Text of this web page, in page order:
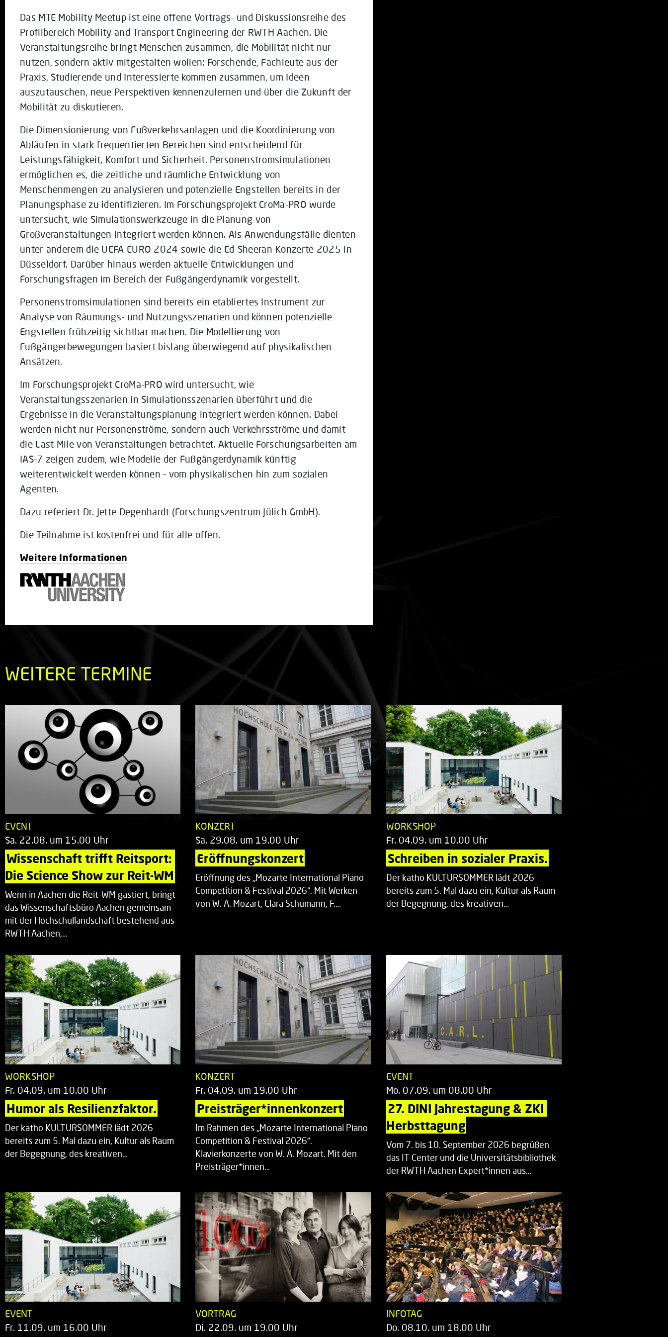
Das MTE Mobility Meetup ist eine offene Vortrags- und Diskussionsreihe des
Profilbereich Mobility and Transport Engineering der RWTH Aachen. Die
Veranstaltungsreihe bringt Menschen zusammen, die Mobilität nicht nur
nutzen, sondern aktiv mitgestalten wollen: Forschende, Fachleute aus der
Praxis, Studierende und Interessierte kommen zusammen, um Ideen
auszutauschen, neue Perspektiven kennenzulernen und über die Zukunft der
Mobilität zu diskutieren.
Die Dimensionierung von Fußverkehrsanlagen und die Koordinierung von
Abläufen in stark frequentierten Bereichen sind entscheidend für
Leistungsfähigkeit, Komfort und Sicherheit. Personenstromsimulationen
ermöglichen es, die zeitliche und räumliche Entwicklung von
Menschenmengen zu analysieren und potenzielle Engstellen bereits in der
Planungsphase zu identifizieren. Im Forschungsprojekt CroMa-PRO wurde
untersucht, wie Simulationswerkzeuge in die Planung von
Großveranstaltungen integriert werden können. Als Anwendungsfälle dienten
unter anderem die UEFA EURO 2024 sowie die Ed-Sheeran-Konzerte 2025 in
Düsseldorf. Darüber hinaus werden aktuelle Entwicklungen und
Forschungsfragen im Bereich der Fußgängerdynamik vorgestellt.
Personenstromsimulationen sind bereits ein etabliertes Instrument zur
Analyse von Räumungs- und Nutzungsszenarien und können potenzielle
Engstellen frühzeitig sichtbar machen. Die Modellierung von
Fußgängerbewegungen basiert bislang überwiegend auf physikalischen
Ansätzen.
Im Forschungsprojekt CroMa-PRO wird untersucht, wie
Veranstaltungsszenarien in Simulationsszenarien überführt und die
Ergebnisse in die Veranstaltungsplanung integriert werden können. Dabei
werden nicht nur Personenströme, sondern auch Verkehrsströme und damit
die Last Mile von Veranstaltungen betrachtet. Aktuelle Forschungsarbeiten am
IAS-7 zeigen zudem, wie Modelle der Fußgängerdynamik künftig
weiterentwickelt werden können – vom physikalischen hin zum sozialen
Agenten.
Dazu referiert Dr. Jette Degenhardt (Forschungszentrum Jülich GmbH).
Die Teilnahme ist kostenfrei und für alle offen.
Weitere Informationen
WEITERE TERMINE
EVENT
Sa. 22.08. um 15.00 Uhr
Wissenschaft trifft Reitsport:
Die Science Show zur Reit-WM
Wenn in Aachen die Reit-WM gastiert, bringt
das Wissenschaftsbüro Aachen gemeinsam
mit der Hochschullandschaft bestehend aus
RWTH Aachen,…
KONZERT
Sa. 29.08. um 19.00 Uhr
Eröffnungskonzert
Eröffnung des „Mozarte International Piano
Competition & Festival 2026“. Mit Werken
von W. A. Mozart, Clara Schumann, F.…
WORKSHOP
Fr. 04.09. um 10.00 Uhr
Schreiben in sozialer Praxis.
Der katho KULTURSOMMER lädt 2026
bereits zum 5. Mal dazu ein, Kultur als Raum
der Begegnung, des kreativen…
WORKSHOP
Fr. 04.09. um 10.00 Uhr
Humor als Resilienzfaktor.
Der katho KULTURSOMMER lädt 2026
bereits zum 5. Mal dazu ein, Kultur als Raum
der Begegnung, des kreativen…
KONZERT
Fr. 04.09. um 19.00 Uhr
Preisträger*innenkonzert
Im Rahmen des „Mozarte International Piano
Competition & Festival 2026“.
Klavierkonzerte von W. A. Mozart. Mit den
Preisträger*innen…
EVENT
Mo. 07.09. um 08.00 Uhr
27. DINI Jahrestagung & ZKI
Herbsttagung
Vom 7. bis 10. September 2026 begrüßen
das IT Center und die Universitätsbibliothek
der RWTH Aachen Expert*innen aus…
EVENT
Fr. 11.09. um 16.00 Uhr
VORTRAG
Di. 22.09. um 19.00 Uhr
INFOTAG
Do. 08.10. um 18.00 Uhr